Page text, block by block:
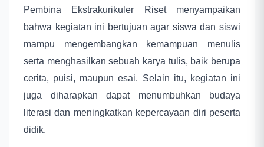
Pembina Ekstrakurikuler Riset menyampaikan
bahwa kegiatan ini bertujuan agar siswa dan siswi
mampu mengembangkan kemampuan menulis
serta menghasilkan sebuah karya tulis, baik berupa
cerita, puisi, maupun esai. Selain itu, kegiatan ini
juga diharapkan dapat menumbuhkan budaya
literasi dan meningkatkan kepercayaan diri peserta
didik.